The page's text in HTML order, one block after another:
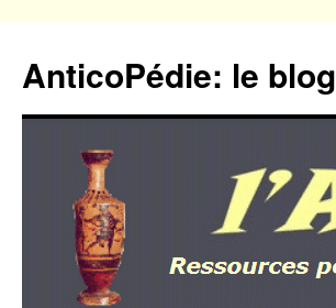
contenu
AnticoPédie: le blog